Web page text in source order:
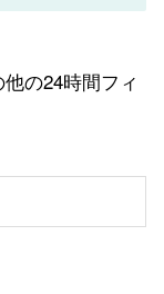
の24時間フィ